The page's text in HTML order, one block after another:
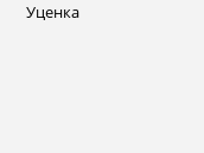
Уценка